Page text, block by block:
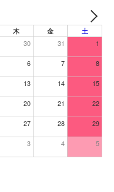
木 金 土
30 31 1
6 7 8
13 14 15
20 21 22
27 28 29
3 4 5